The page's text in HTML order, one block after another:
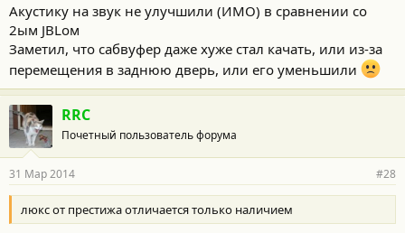
Акустику на звук не улучшили (ИМО) в сравнении со
2ым JBLом
Заметил, что сабвуфер даже хуже стал качать, или из-за
перемещения в заднюю дверь, или его уменьшили
RRC
Почетный пользователь форума
31 Мар 2014 #28
люкс от престижа отличается только наличием